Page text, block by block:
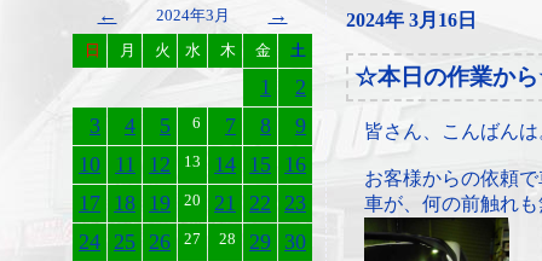
← 2024年3月 →
日 月 火 水 木 金 土
1
2
3
4 5 6 7 8
9
10
11 12 13 14 15 16
17 18 19 20 21 22 23
24 25 26 27 28 29 30
2024年 3月16日
☆本日の作業か
皆さん、こんばんは
お客様からの依頼
車が、何の前触れ